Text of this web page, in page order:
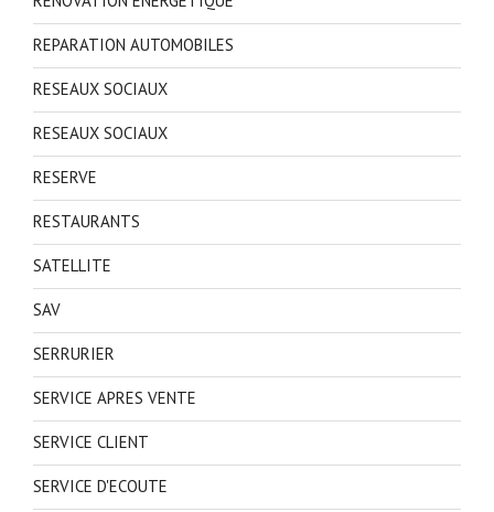
REPARATION AUTOMOBILES
RESEAUX SOCIAUX
RESEAUX SOCIAUX
RESERVE
RESTAURANTS
SATELLITE
SAV
SERRURIER
SERVICE APRES VENTE
SERVICE CLIENT
SERVICE D'ECOUTE